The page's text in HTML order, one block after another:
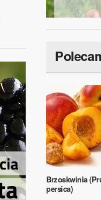
Brzoskwinia
persica)